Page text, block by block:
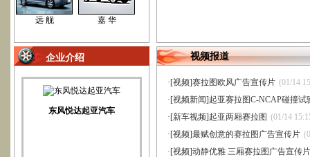
远 舰 嘉 华
企业介绍
东风悦达起亚汽车
视频报道
·[视频]赛拉图欧风广告宣传片 (01/14
·[视频新闻]起亚赛拉图C-NCAP碰撞试
·[新车视频]起亚两厢赛拉图 (01/14
·[视频]最赋创意的赛拉图广告宣传片
·[视频]动静优雅 三厢赛拉图广告宣传片